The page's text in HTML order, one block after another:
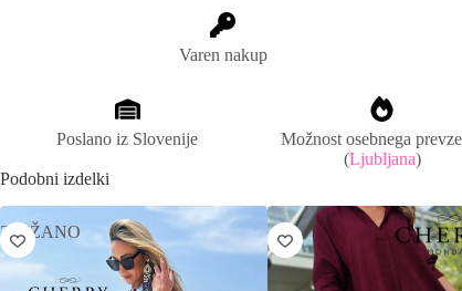
97% poliester, 3% elastika
Varen nakup
Poslano iz Slovenije
Možnost osebnega
(Ljubljana)
Podobni izdelki
ZNIŽANO